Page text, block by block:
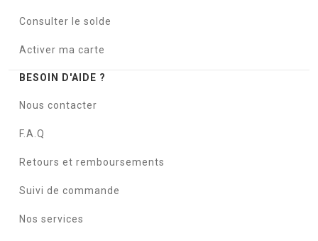
Consulter le solde
Activer ma carte
BESOIN D'AIDE ?
Nous contacter
F.A.Q
Retours et remboursements
Suivi de commande
Nos services